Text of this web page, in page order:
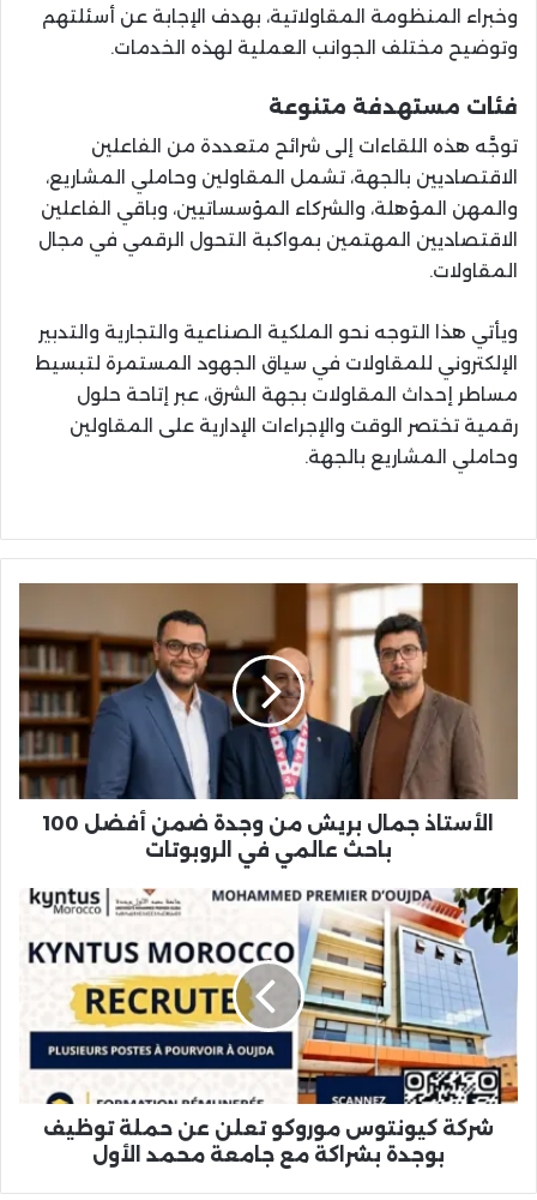
وخبراء المنظومة المقاولاتية، بهدف الإجابة عن أسئلتهم
وتوضيح مختلف الجوانب العملية لهذه الخدمات.
فئات مستهدفة متنوعة
توجَّه هذه اللقاءات إلى شرائح متعددة من الفاعلين
الاقتصاديين بالجهة، تشمل المقاولين وحاملي المشاريع،
والمهن المؤهلة، والشركاء المؤسساتيين، وباقي الفاعلين
الاقتصاديين المهتمين بمواكبة التحول الرقمي في مجال
المقاولات.
ويأتي هذا التوجه نحو الملكية الصناعية والتجارية والتدبير
الإلكتروني للمقاولات في سياق الجهود المستمرة لتبسيط
مساطر إحداث المقاولات بجهة الشرق، عبر إتاحة حلول
رقمية تختصر الوقت والإجراءات الإدارية على المقاولين
وحاملي المشاريع بالجهة.
ضمن
أفضل
باحث
عالمي
الأستاذ جمال بريش من وجدة ضمن أفضل 100
باحث عالمي في الروبوتات
شركة
كيونتوس
موروكو
عن
حملة
توظيف
بوجدة
بشراكة
شركة كيونتوس موروكو تعلن عن حملة توظيف
بوجدة بشراكة مع جامعة محمد الأول